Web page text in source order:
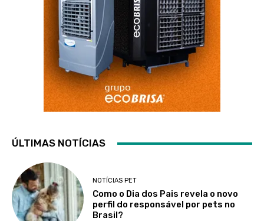
ÚLTIMAS NOTÍCIAS
NOTÍCIAS PET
Como o Dia dos Pais revela o novo
perfil do responsável por pets no
Brasil?